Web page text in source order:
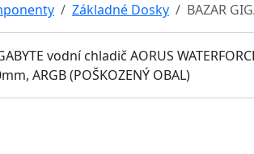
Základné Dosky BAZAR